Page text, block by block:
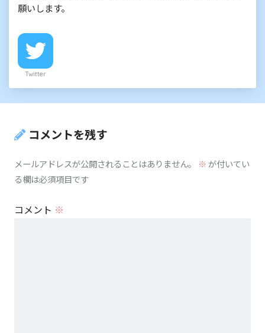
願いします。
Twitter
コメントを残す
メールアドレスが公開されることはありません。 ※が付いてい
る欄は必須項目です
コメント ※